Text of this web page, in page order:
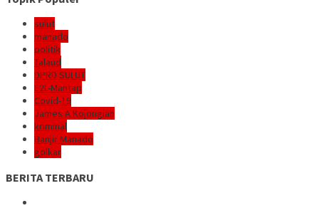
sulut
manado
politik
Talaud
DPRD SULUT
E2L-Mantap
Covid-19
James A Kojongian
kriminal
Banjir Manado
golkar
BERITA TERBARU